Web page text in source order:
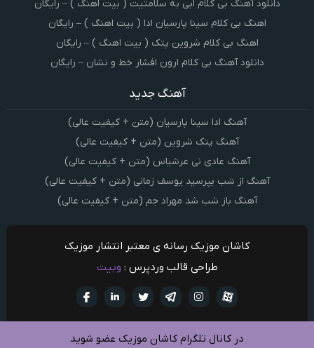
دانلود آهنگ بی کلام ابی به سلامتیت ( بیت اهنگ ) – رایگان
اهنگ بی کلام سینا پارسیان ادا ( بیت اهنگ ) – رایگان
اهنگ بی کلام شروین پتک ( بیت اهنگ ) – رایگان
دانلود آهنگ بی کلام ارون افشار خط و نشان – رایگان
آهنگ جدید
آهنگ ادا سینا پارسیان (متن + کیفیت عالی)
آهنگ پتک شروین (متن + کیفیت عالی)
آهنگ عادی نی عرشیاس (متن + کیفیت عالی)
آهنگ از شب بپرسید یوسف زمانی (متن + کیفیت عالی)
آهنگ باز شب شد مهراد جم (متن + کیفیت عالی)
کاشان موزیک رسانه ی معتبر انتشار موزیک
طراحی قالب وردپرس : وبیت
تويتر تلگرام
اینستاگرام آپارات
در کانال تلگرام کاشان موزیک عضو شوید